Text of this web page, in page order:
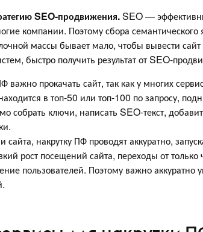
SEO-продвижения.SEO —
компании. Поэтому сбора
массы бывает мало, чтобы вывести
быстро получить результат от SEO-
важно прокачать сайт, так как у многих
в топ-50 или топ-100 по запросу,
собрать ключи, написать SEO-текст,
сайта, накрутку ПФ проводят аккуратно,
рост посещений сайта, переходы от
пользователей. Поэтому важно аккуратно